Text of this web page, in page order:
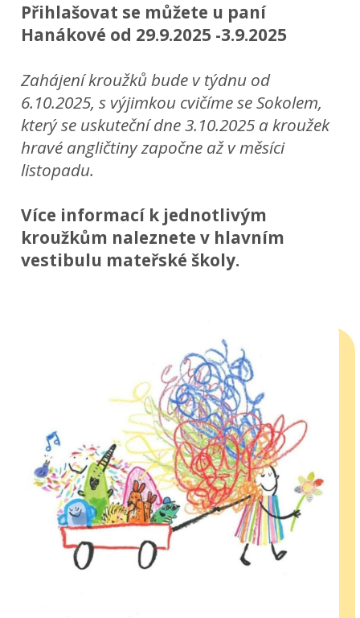
Přihlašovat se můžete u paní
Hanákové od 29.9.2025 -3.9.2025
Zahájení kroužků bude v týdnu od
6.10.2025, s výjimkou cvičíme se Sokolem,
který se uskuteční dne 3.10.2025 a kroužek
hravé angličtiny započne až v měsíci
listopadu.
Více informací k jednotlivým
kroužkům naleznete v hlavním
vestibulu mateřské školy.